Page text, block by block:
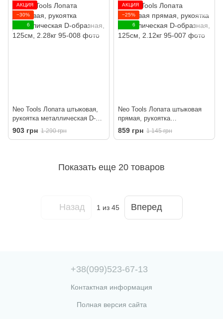
АКЦИЯ
−30%
6
Neo Tools Лопата штыковая,
рукоятка металлическая D-
образная, 125см, 2.28кг
903 грн 1 290 грн
АКЦИЯ
−25%
6
Neo Tools Лопата штыковая
прямая, рукоятка
металлическая D-образная,
125см, 2.12кг
859 грн 1 145 грн
Показать еще 20 товаров
Назад 1 из 45 Вперед
+38(099)523-67-13
Контактная информация
Полная версия сайта